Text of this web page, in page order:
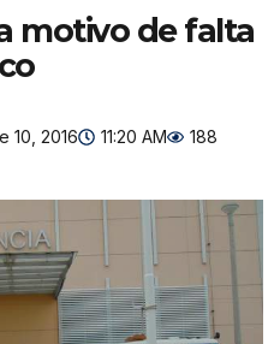
motivo de falta
10, 2016 11:20 AM 188